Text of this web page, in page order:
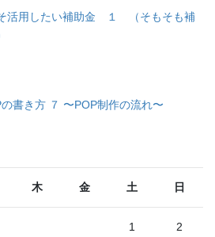
活用したい補助金 １ （そもそも補
書き方 ７ 〜POP制作の流れ〜
木 金 土 日
1 2